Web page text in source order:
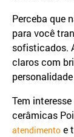
Perceba que
para você
sofisticados.
claros com
Tem
cerâmicas
atendimento e